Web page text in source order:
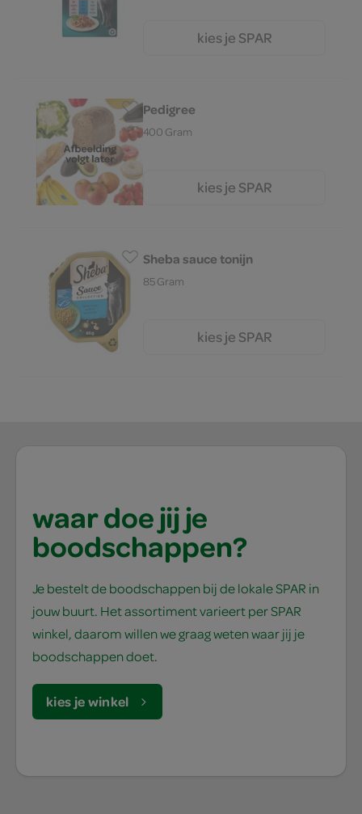
kies je SPAR
Pedigree
400 Gram
kies je SPAR
Sheba sauce tonijn
85 Gram
kies je SPAR
waar doe jij je
boodschappen?
Je bestelt de boodschappen bij de lokale SPAR in
jouw buurt. Het assortiment varieert per SPAR
winkel, daarom willen we graag weten waar jij je
boodschappen doet.
kies je winkel